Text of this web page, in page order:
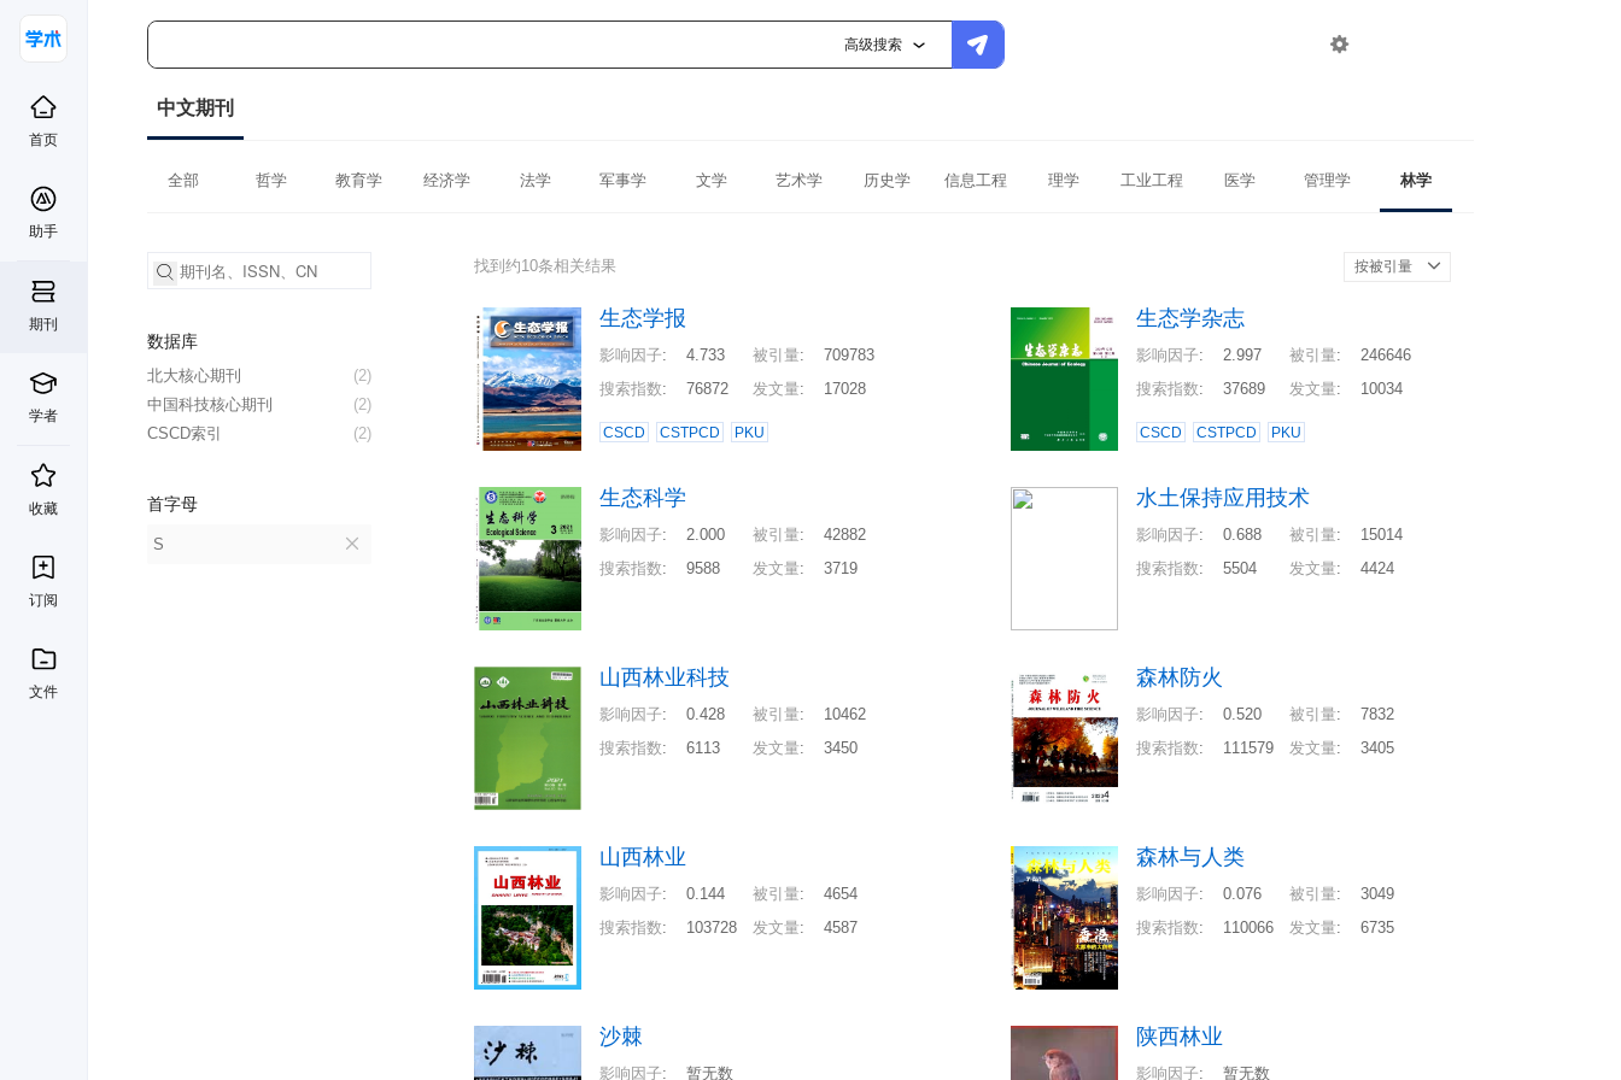
高级搜索 
首页
助手
期刊
学者
收藏
订阅
文件
中文期刊
全部 哲学 教育学 经济学 法学 军事学 文学 艺术学 历史学 信息工程 理学 工业工程 医学 管理学 林学
数据库
(2)
北大核心期刊
(2)
中国科技核心期刊
(2)
CSCD索引
首字母
S
找到约10条相关结果 按被引量
生态学报
影响因子: 4.733 被引量:
709783
搜索指数: 76872 发文量: 17028
CSCD CSTPCD PKU
生态学杂志
影响因子: 2.997 被引量:
246646
搜索指数: 37689 发文量: 10034
CSCD CSTPCD PKU
生态科学
影响因子: 2.000 被引量:
42882
搜索指数: 9588 发文量: 3719
水土保持应用技术
影响因子: 0.688 被引量:
15014
搜索指数: 5504 发文量: 4424
山西林业科技
影响因子: 0.428 被引量:
10462
搜索指数: 6113 发文量: 3450
森林防火
影响因子: 0.520 被引量:
7832
搜索指数: 111579 发文量: 3405
山西林业
影响因子: 0.144 被引量:
4654
搜索指数: 103728 发文量: 4587
森林与人类
影响因子: 0.076 被引量:
3049
搜索指数: 110066 发文量: 6735
沙棘
影响因子: 暂无数
陕西林业
影响因子: 暂无数